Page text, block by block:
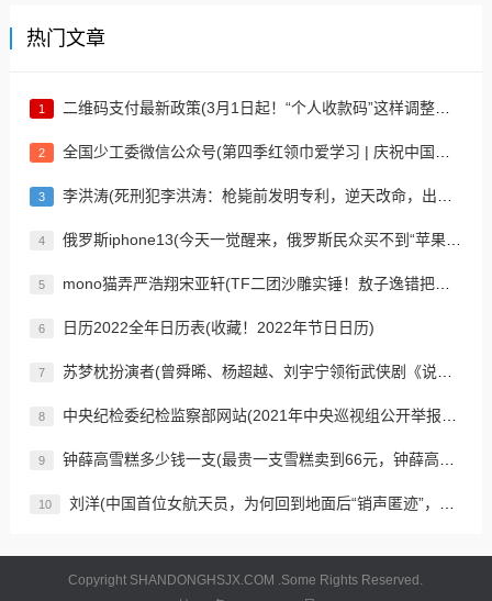
热门文章
1 二维码支付最新政策(3月1日起！“个人收款码”这样调整……)
2 全国少工委微信公众号(第四季红领巾爱学习 | 庆祝中国共产主义青年团成立100周年大会)
3 李洪涛(死刑犯李洪涛：枪毙前发明专利，逆天改命，出狱5年又申请4项专利)
4 俄罗斯iphone13(今天一觉醒来，俄罗斯民众买不到“苹果”了)
5 mono猫弄严浩翔宋亚轩(TF二团沙雕实锤！敖子逸错把星探当人贩，马嘉祺宋亚轩为老板舞狮)
6 日历2022全年日历表(收藏！2022年节日日历)
7 苏梦枕扮演者(曾舜晞、杨超越、刘宇宁领衔武侠剧《说英雄谁是英雄》即将来袭)
8 中央纪检委纪检监察部网站(2021年中央巡视组公开举报电话！怎么找巡察组？附督导组电话)
9 钟薛高雪糕多少钱一支(最贵一支雪糕卖到66元，钟薛高凭什么？)
10 刘洋(中国首位女航天员，为何回到地面后“销声匿迹”，如今怎么样了？)
Copyright SHANDONGHSJX.COM .Some Rights Reserved.